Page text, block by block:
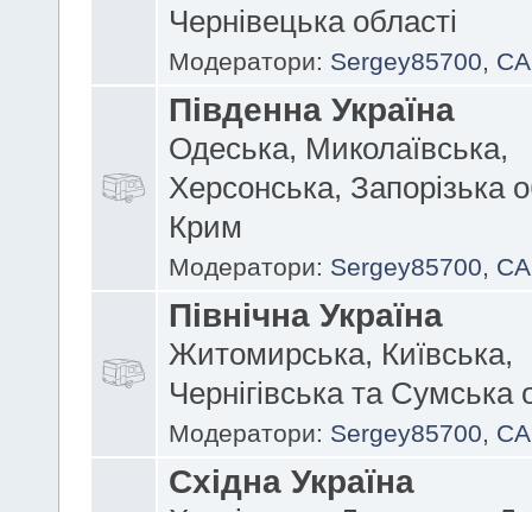
Чернівецька області
Модератори: Sergey85700,
Південна Україна
Одеська, Миколаївська,
Херсонська, Запорізька
Крим
Модератори: Sergey85700,
Північна Україна
Житомирська, Київська,
Чернігівська та Сумська
Модератори: Sergey85700,
Східна Україна